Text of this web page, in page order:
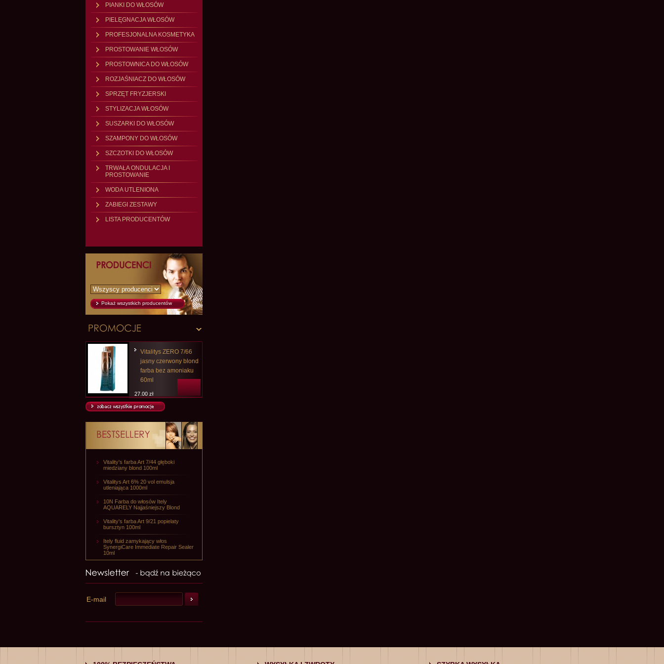
PIANKI DO WŁOSÓW
PIELĘGNACJA WŁOSÓW
PROFESJONALNA KOSMETYKA
PROSTOWANIE WŁOSÓW
PROSTOWNICA DO WŁOSÓW
ROZJAŚNIACZ DO WŁOSÓW
SPRZĘT FRYZJERSKI
STYLIZACJA WŁOSÓW
SUSZARKI DO WŁOSÓW
SZAMPONY DO WŁOSÓW
SZCZOTKI DO WŁOSÓW
TRWAŁA ONDULACJA I
PROSTOWANIE
WODA UTLENIONA
ZABIEGI ZESTAWY
LISTA PRODUCENTÓW
Pokaż wszystkich producentów
Vitalitys ZERO 7/66
jasny czerwony blond
farba bez amoniaku
60ml
27,00 zł
25,20 zł
Vitality's farba Art 7/44 głęboki
miedziany blond 100ml
Vitalitys Art 6% 20 vol emulsja
utleniająca 1000ml
10N Farba do włosów Itely
AQUARELY Najjaśniejszy Blond
Vitality's farba Art 9/21 popielaty
bursztyn 100ml
Itely fluid zamykający włos
SynergiCare Immediate Repair Sealer
10ml
E-mail